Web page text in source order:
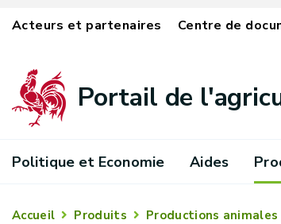
Acteurs et partenaires Centre de
Portail de
Politique et Economie Aides
Accueil Produits Productions animales